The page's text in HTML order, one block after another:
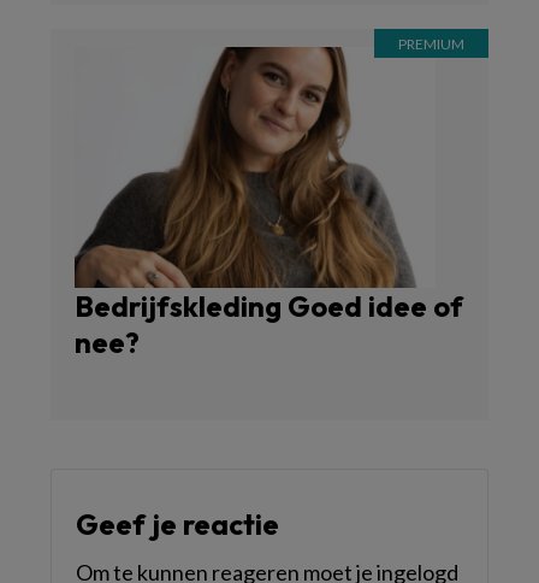
Bedrijfskleding Goed idee of
nee?
Geef je reactie
Om te kunnen reageren moet je ingelogd